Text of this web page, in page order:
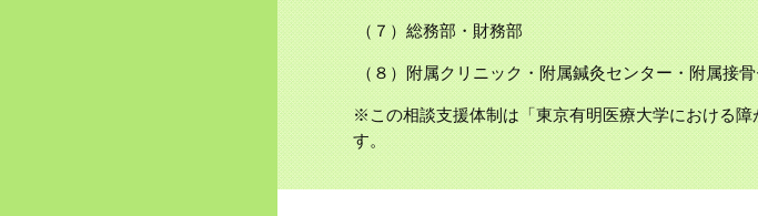
（７）総務部・財務部
（８）附属クリニック・附属鍼灸センター・附属接
※この相談支援体制は「東京有明医療大学における
す。